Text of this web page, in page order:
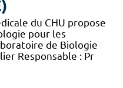
du CHU propose
pour les
de Biologie
Responsable : Pr